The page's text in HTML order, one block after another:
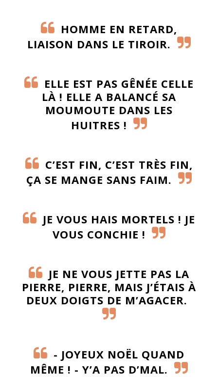
HOMME EN RETARD,
LIAISON DANS LE TIROIR.
ELLE EST PAS GÊNÉE CELLE
LÀ ! ELLE A BALANCÉ SA
MOUMOUTE DANS LES
HUITRES !
C’EST FIN, C’EST TRÈS FIN,
ÇA SE MANGE SANS FAIM.
JE VOUS HAIS MORTELS ! JE
VOUS CONCHIE !
JE NE VOUS JETTE PAS LA
PIERRE, PIERRE, MAIS J’ÉTAIS À
DEUX DOIGTS DE M’AGACER.
- JOYEUX NOËL QUAND
MÊME ! - Y’A PAS D’MAL.